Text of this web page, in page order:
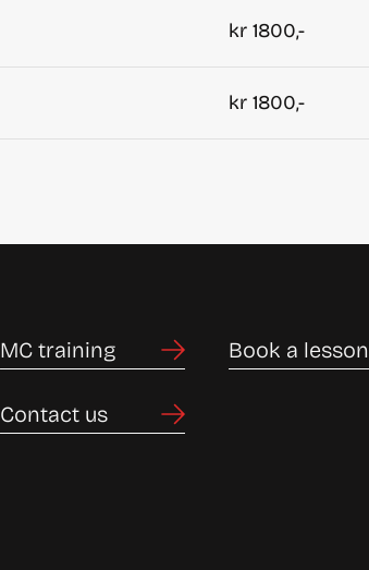
kr 1800,-
kr 1800,-
MC training Book a lesson
Contact us